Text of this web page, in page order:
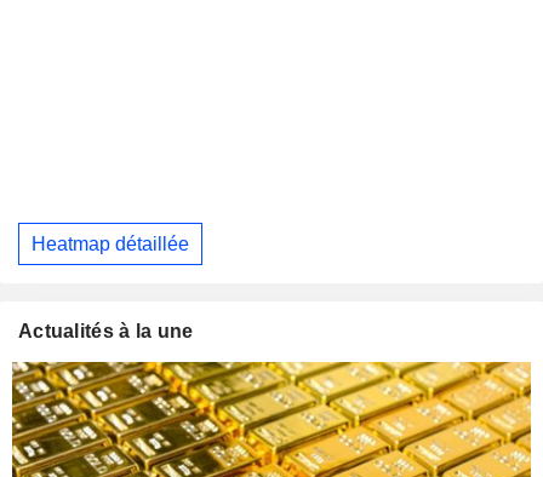
Heatmap détaillée
Actualités à la une